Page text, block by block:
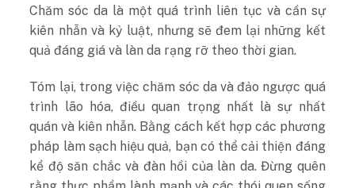
Chăm sóc da là một quá trình liên tục và cần sự
kiên nhẫn và kỷ luật, nhưng sẽ đem lại những kết
quả đáng giá và làn da rạng rỡ theo thời gian.
Tóm lại, trong việc chăm sóc da và đảo ngược quá
trình lão hóa, điều quan trọng nhất là sự nhất
quán và kiên nhẫn. Bằng cách kết hợp các phương
pháp làm sạch hiệu quả, bạn có thể cải thiện đáng
kể độ săn chắc và đàn hồi của làn da. Đừng quên